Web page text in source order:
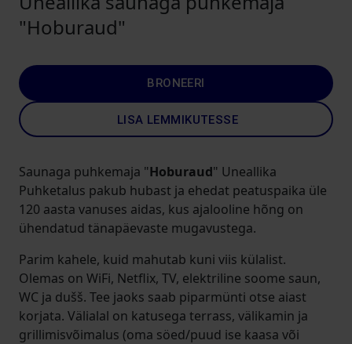
"Hoburaud"
BRONEERI
LISA LEMMIKUTESSE
Saunaga puhkemaja "Hoburaud" Uneallika
Puhketalus pakub hubast ja ehedat peatuspaika üle
120 aasta vanuses aidas, kus ajalooline hõng on
ühendatud tänapäevaste mugavustega.
Parim kahele, kuid mahutab kuni viis külalist.
Olemas on WiFi, Netflix, TV, elektriline soome saun,
WC ja dušš. Tee jaoks saab piparmünti otse aiast
korjata. Välialal on katusega terrass, välikamin ja
grillimisvõimalus (oma söed/puud ise kaasa või